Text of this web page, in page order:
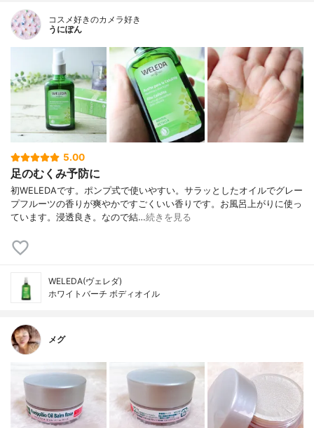
コスメ好きのカメラ好き
うにぽん
5.00
足のむくみ予防に
初WELEDAです。ポンプ式で使いやすい。サラッとしたオイルでグレー
プフルーツの香りが爽やかですごくいい香りです。お風呂上がりに使っ
ています。浸透良き。なので結…続きを見る
WELEDA(ヴェレダ)
ホワイトバーチ ボディオイル
メグ